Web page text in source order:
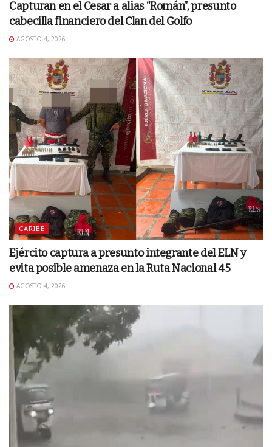
Capturan en el Cesar a alias “Román”, presunto
cabecilla financiero del Clan del Golfo
AGOSTO 4, 2026
CARIBE
Ejército captura a presunto integrante del ELN y
evita posible amenaza en la Ruta Nacional 45
AGOSTO 4, 2026